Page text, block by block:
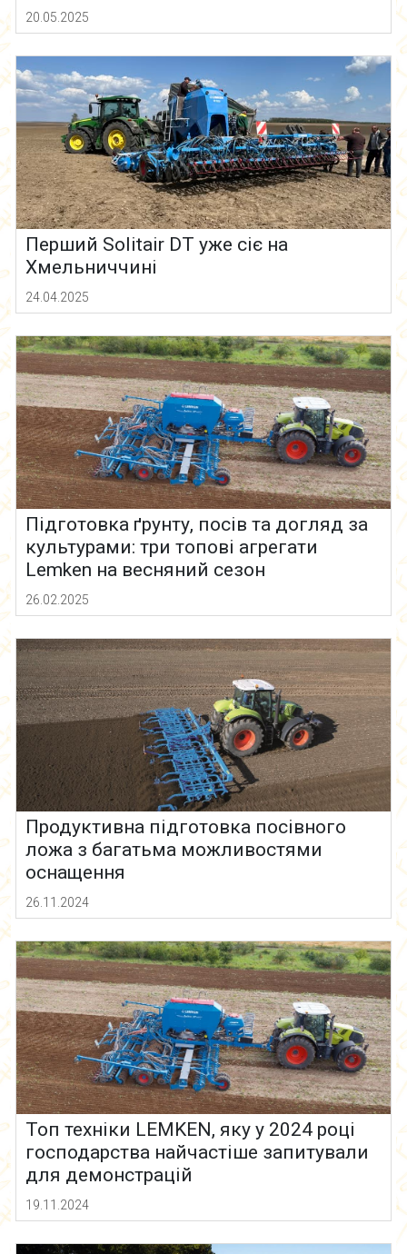
20.05.2025
Перший Solitair DT уже сіє на
Хмельниччині
24.04.2025
Підготовка ґрунту, посів та догляд за
культурами: три топові агрегати
Lemken на весняний сезон
26.02.2025
Продуктивна підготовка посівного
ложа з багатьма можливостями
оснащення
26.11.2024
Топ техніки LEMKEN, яку у 2024 році
господарства найчастіше запитували
для демонстрацій
19.11.2024